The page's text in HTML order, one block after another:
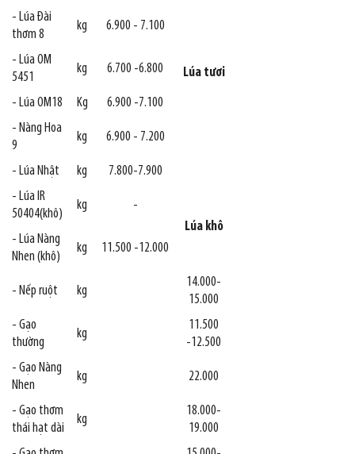
Lúa tươi
- Lúa Đài
thơm 8
kg 6.900 - 7.100
- Lúa OM
5451
kg 6.700 -6.800
- Lúa OM18 Kg
6.900 -7.100
- Nàng Hoa
9
kg 6.900 - 7.200
- Lúa Nhật kg
7.800-7.900
- Lúa IR
50404(khô)
kg
-
Lúa khô
- Lúa Nàng
Nhen (khô)
kg 11.500 -12.000
- Nếp ruột kg
14.000-
15.000
- Gạo
thường
kg
11.500
-12.500
- Gạo Nàng
Nhen
kg 22.000
- Gạo thơm
thái hạt dài
kg
18.000-
19.000